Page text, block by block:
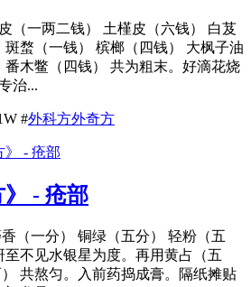
（一两二钱） 土槿皮（六钱） 白芨
斑蝥（一钱） 槟榔（四钱） 大枫子油
番木鳖（四钱） 共为粗末。好滴花烧
治...
#外科方外奇方
》 - 疮部
（一分） 铜绿（五分） 轻粉（五
不见水银星为度。再用黄占（五
共熬匀。入前药捣成膏。隔纸摊贴